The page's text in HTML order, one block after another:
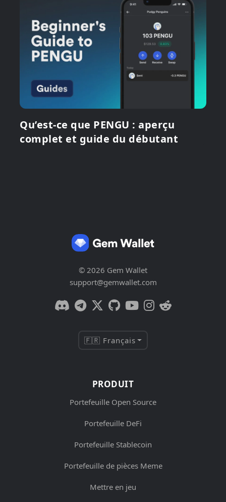
Qu’est-ce que PENGU : aperçu
complet et guide du débutant
© 2026 Gem Wallet
support@gemwallet.com
🇫🇷 Français
PRODUIT
Portefeuille Open Source
Portefeuille DeFi
Portefeuille Stablecoin
Portefeuille de pièces Meme
Mettre en jeu